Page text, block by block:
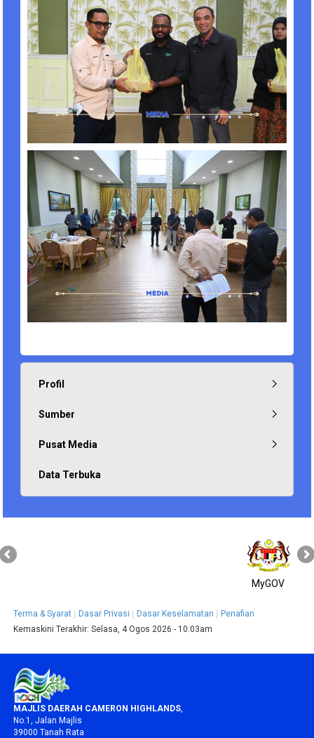
Profil
Sumber
Pusat Media
Data Terbuka
MyGOV
Terma & Syarat Dasar Privasi Dasar Keselamatan
Penafian
Kemaskini Terakhir:Selasa, 4 Ogos 2026 - 10:03am
MAJLIS DAERAH CAMERON HIGHLANDS,
No.1, Jalan Majlis
39000 Tanah Rata